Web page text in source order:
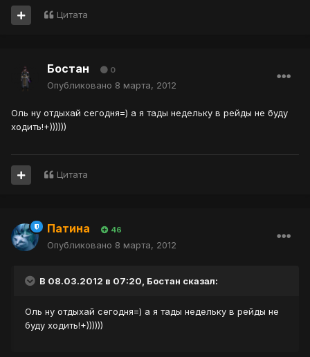
Цитата
Бостан 0
Опубликовано 8 марта, 2012
Оль ну отдыхай сегодня=) а я тады недельку в рейды не буду
ходить!+))))))
Цитата
Патина 46
Опубликовано 8 марта, 2012
В 08.03.2012 в 07:20, Бостан сказал:
Оль ну отдыхай сегодня=) а я тады недельку в рейды не
буду ходить!+))))))